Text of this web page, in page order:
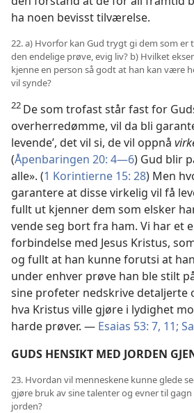
ha noen bevisst tilværelse.
22. a) Hvorfor kan Gud trygt gi dem som
den endelige prøve, evig liv? b) Hvilket
kjenne en person så godt at han kan være
vil synde?
22 De som trofast står fast for
overherredømme, vil da bli
levende’, det vil si, de vil oppnå
(Åpenbaringen 20: 4—6) Gud blir
alle». (1 Korintierne 15: 28) Men
garantere at disse virkelig vil få
fullt ut kjenner dem som elsker
vende seg bort fra ham. Vi har et
forbindelse med Jesus Kristus,
og fullt at han kunne forutsi at
under enhver prøve han ble stilt
sine profeter nedskrive detaljerte
hva Kristus ville gjøre i lydighet
harde prøver. — Esaias 53: 7, 11;
GUDS HENSIKT MED JORDEN
23. Hvordan vil menneskene kunne glede
gjøre bruk av sine talenter og evner til
jorden?